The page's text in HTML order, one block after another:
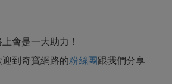
會是一大助力！
到奇寶網路的粉絲團跟我們分享